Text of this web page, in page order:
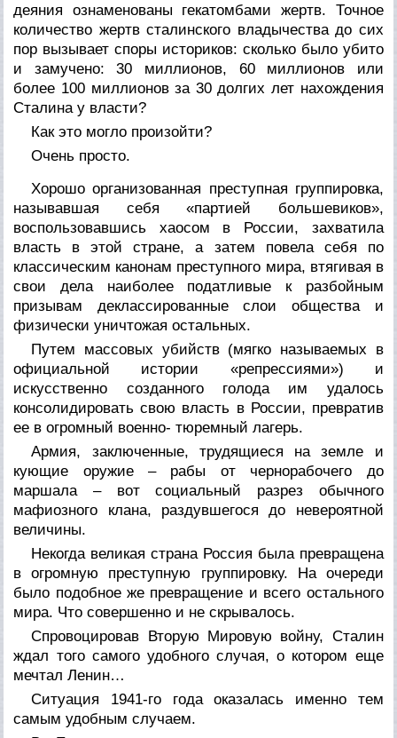
деяния ознаменованы гекатомбами жертв. Точное
количество жертв сталинского владычества до сих
пор вызывает споры историков: сколько было убито
и замучено: 30 миллионов, 60 миллионов или
более 100 миллионов за 30 долгих лет нахождения
Сталина у власти?
Как это могло произойти?
Очень просто.
Хорошо организованная преступная группировка,
называвшая себя «партией большевиков»,
воспользовавшись хаосом в России, захватила
власть в этой стране, а затем повела себя по
классическим канонам преступного мира, втягивая в
свои дела наиболее податливые к разбойным
призывам деклассированные слои общества и
физически уничтожая остальных.
Путем массовых убийств (мягко называемых в
официальной истории «репрессиями») и
искусственно созданного голода им удалось
консолидировать свою власть в России, превратив
ее в огромный военно- тюремный лагерь.
Армия, заключенные, трудящиеся на земле и
кующие оружие – рабы от чернорабочего до
маршала – вот социальный разрез обычного
мафиозного клана, раздувшегося до невероятной
величины.
Некогда великая страна Россия была превращена
в огромную преступную группировку. На очереди
было подобное же превращение и всего остального
мира. Что совершенно и не скрывалось.
Спровоцировав Вторую Мировую войну, Сталин
ждал того самого удобного случая, о котором еще
мечтал Ленин…
Ситуация 1941-го года оказалась именно тем
самым удобным случаем.